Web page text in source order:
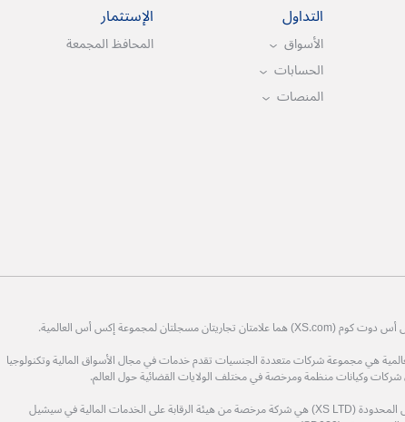
التداول
الأسواق
الحسابات
المنصات
الإستثمار
المحافظ المجمعة
هي مجموعة شركات متعددة الجنسيات تقدم خدمات في مجال الأسواق المالية وتكنولوجيا
وكيانات منظمة ومرخصة في مختلف الولايات القضائية حول العالم.
شركة إكس أس المحدودة (XS LTD) هي شركة مرخصة من هيئة الرقابة على الخدمات المالية في سيشيل